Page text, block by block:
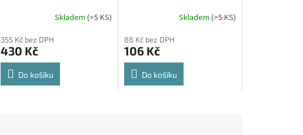
produktu
je
4,6
5
Skladem(>5 KS)
355 Kč bez DPH
430 Kč
Do košíku
produktu
je
5,0
5
Skladem(>5 KS)
88 Kč bez DPH
106 Kč
Do košíku